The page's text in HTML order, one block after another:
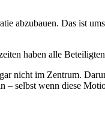
abzubauen. Das ist
haben alle
nicht im Zentrum.
– selbst wenn diese